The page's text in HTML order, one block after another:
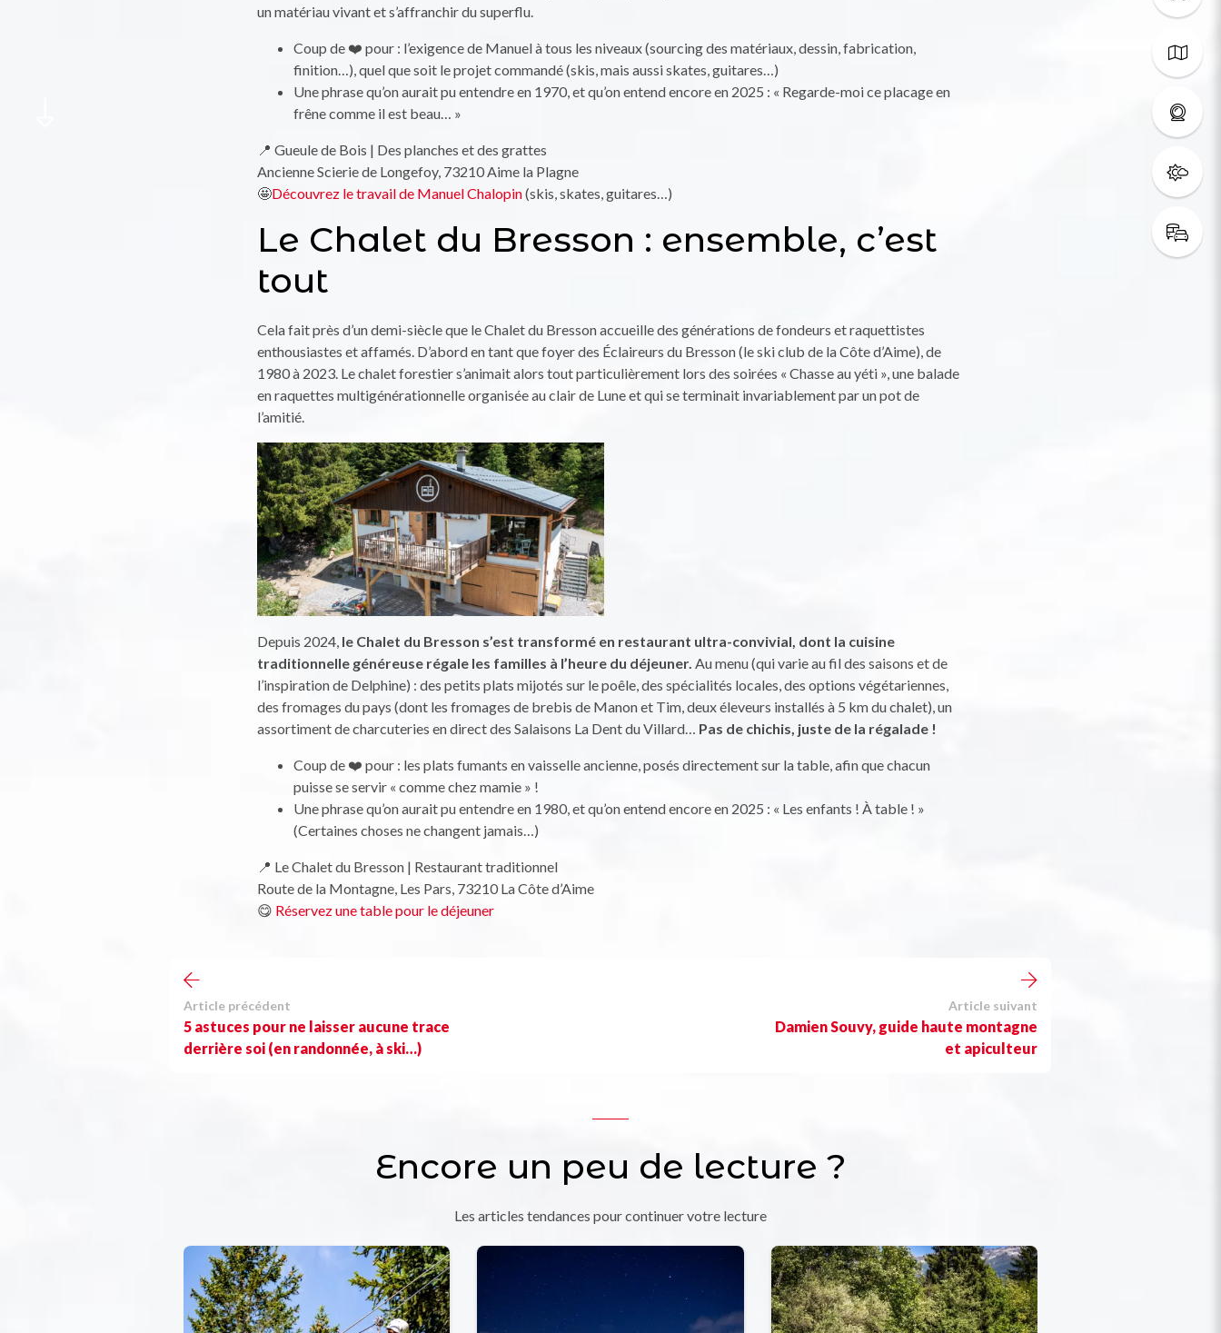
un matériau vivant et s’affranchir du superflu.
Coup de ❤️ pour : l’exigence de Manuel à tous les niveaux (sourcing des matériaux, dessin, fabrication,
finition…), quel que soit le projet commandé (skis, mais aussi skates, guitares…)
Une phrase qu’on aurait pu entendre en 1970, et qu’on entend encore en 2025 : « Regarde-moi ce placage en
frêne comme il est beau… »
📍 Gueule de Bois | Des planches et des grattes
Ancienne Scierie de Longefoy, 73210 Aime la Plagne
🤩Découvrez le travail de Manuel Chalopin(skis, skates, guitares…)
Le Chalet du Bresson : ensemble, c’est
tout
Cela fait près d’un demi-siècle que le Chalet du Bresson accueille des générations de fondeurs et raquettistes
enthousiastes et affamés. D’abord en tant que foyer des Éclaireurs du Bresson (le ski club de la Côte d’Aime), de
1980 à 2023. Le chalet forestier s’animait alors tout particulièrement lors des soirées « Chasse au yéti », une balade
en raquettes multigénérationnelle organisée au clair de Lune et qui se terminait invariablement par un pot de
l’amitié.
Depuis 2024, le Chalet du Bresson s’est transformé en restaurant ultra-convivial, dont la cuisine
traditionnelle généreuse régale les familles à l’heure du déjeuner. Au menu (qui varie au fil des saisons et de
l’inspiration de Delphine) : des petits plats mijotés sur le poêle, des spécialités locales, des options végétariennes,
des fromages du pays (dont les fromages de brebis de Manon et Tim, deux éleveurs installés à 5 km du chalet), un
assortiment de charcuteries en direct des Salaisons La Dent du Villard… Pas de chichis, juste de la régalade !
Coup de ❤️ pour : les plats fumants en vaisselle ancienne, posés directement sur la table, afin que chacun
puisse se servir « comme chez mamie » !
Une phrase qu’on aurait pu entendre en 1980, et qu’on entend encore en 2025 : « Les enfants ! À table ! »
(Certaines choses ne changent jamais…)
📍 Le Chalet du Bresson | Restaurant traditionnel
Route de la Montagne, Les Pars, 73210 La Côte d’Aime
😋 Réservez une table pour le déjeuner
Article précédent
5 astuces pour ne laisser aucune trace
derrière soi (en randonnée, à ski…)
Article suivant
Damien Souvy, guide haute montagne
et apiculteur
Encore un peu de lecture ?
Les articles tendances pour continuer votre lecture